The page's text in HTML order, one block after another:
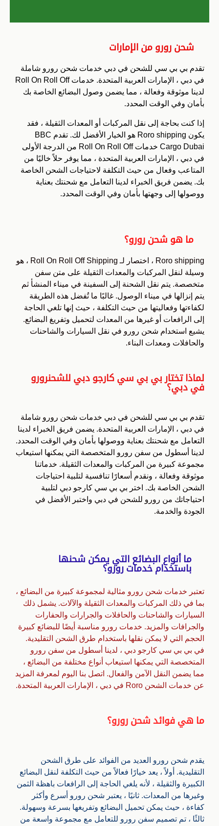
شحن رورو من الإمارات
تقدم بي بي سي للشحن في دبي خدمات شحن رورو شاملة
في دبي ، الإمارات العربية المتحدة.
خدمات Roll On Roll Off
لدينا موثوقة وفعالة ، مما يضمن وصول البضائع الخاصة بك
بأمان وفي الوقت المحدد.
إذا كنت بحاجة إلى نقل المركبات أو المعدات الثقيلة ، فقد
يكون Roro shipping هو الخيار الأفضل لك.
تقدم BBC
Cargo Dubai خدمات Roll On Roll Off من الدرجة الأولى
في دبي ، الإمارات العربية المتحدة ، مما يوفر حلاً خاليًا من
المتاعب وفعال من حيث التكلفة لاحتياجات الشحن الخاصة
بك. يضمن فريق الخبراء لدينا التعامل مع شحنتك بعناية
ووصولها إلى وجهتها بأمان وفي الوقت المحدد.
ما هو شحن رورو؟
Roro shipping ، اختصار لـ Roll On Roll Off Shipping ، هو
وسيلة لنقل المركبات والمعدات الثقيلة على متن سفن
متخصصة. يتم نقل الشحنة إلى السفينة في ميناء المنشأ ثم
يتم إنزالها في ميناء الوصول. غالبًا ما تُفضل هذه الطريقة
لكفاءتها وفعاليتها من حيث التكلفة ، حيث إنها تلغي الحاجة
إلى الرافعات أو غيرها من المعدات لتحميل وتفريغ البضائع.
يشيع استخدام شحن رورو في نقل السيارات والشاحنات
والحافلات ومعدات البناء.
لماذا تختار بي بي سي كارجو دبي للشحنرورو
في دبي؟
تقدم بي بي سي للشحن في دبي خدمات شحن رورو شاملة
في دبي ، الإمارات العربية المتحدة. يضمن فريق الخبراء لدينا
التعامل مع شحنتك بعناية ووصولها بأمان وفي الوقت المحدد.
لدينا أسطول من سفن رورو المتخصصة التي يمكنها استيعاب
مجموعة كبيرة من المركبات والمعدات الثقيلة. خدماتنا
موثوقة وفعالة ، ونقدم أسعارًا تنافسية لتلبية احتياجات
الشحن الخاصة بك. اختر بي بي سي كارجو دبي لتلبية
احتياجاتك من رورو للشحن في دبي واختبر الأفضل في
الجودة والخدمة.
ما أنواع البضائع التي يمكن شحنها
باستخدام خدمات رورو؟
تعتبر خدمات شحن رورو مثالية لمجموعة كبيرة من البضائع ،
بما في ذلك المركبات والمعدات الثقيلة والآلات. يشمل ذلك
السيارات والشاحنات والحافلات والجرارات والحفارات
والجرافات والمزيد. خدمات رورو مناسبة أيضًا للبضائع كبيرة
الحجم التي لا يمكن نقلها باستخدام طرق الشحن التقليدية.
في بي بي سي كارجو دبي ، لدينا أسطول من سفن رورو
المتخصصة التي يمكنها استيعاب أنواع مختلفة من البضائع ،
مما يضمن النقل الآمن والفعال. اتصل بنا اليوم لمعرفة المزيد
عن خدمات الشحن Roro في دبي ، الإمارات العربية المتحدة.
ما هي فوائد شحن رورو؟
يقدم شحن رورو العديد من الفوائد على طرق الشحن
التقليدية. أولاً ، يعد خيارًا فعالاً من حيث التكلفة لنقل البضائع
الكبيرة والثقيلة ، لأنه يلغي الحاجة إلى الرافعات باهظة الثمن
وغيرها من المعدات. ثانيًا ، يعتبر شحن رورو أسرع وأكثر
كفاءة ، حيث يمكن تحميل البضائع وتفريغها بسرعة وسهولة.
ثالثًا ، تم تصميم سفن رورو للتعامل مع مجموعة واسعة من